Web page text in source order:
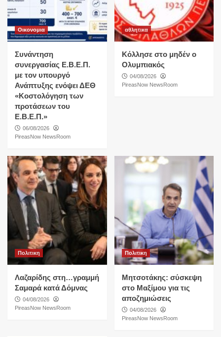
Οικονομια
Συνάντηση
συνεργασίας Ε.Β.Ε.Π.
με τον υπουργό
Ανάπτυξης ενόψει ΔΕΘ
«Κοστολόγηση των
προτάσεων του
Ε.Β.Ε.Π.»
06/08/2026
PireasNow NewsRoom
αθλητικα
Κόλλησε στο μηδέν ο
Ολυμπιακός
04/08/2026
PireasNow NewsRoom
Πολιτικη
Λαζαρίδης στη…γραμμή
Σαμαρά κατά Δόμνας
04/08/2026
PireasNow NewsRoom
Πολιτικη
Μητσοτάκης: σύσκεψη
στο Μαξίμου για τις
αποζημιώσεις
04/08/2026
PireasNow NewsRoom